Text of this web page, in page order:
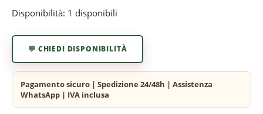
Disponibilità: 1 disponibili
💬 CHIEDI DISPONIBILITÀ